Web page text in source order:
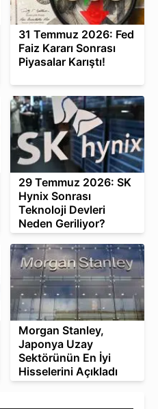
31 Temmuz 2026: Fed
Faiz Kararı Sonrası
Piyasalar Karıştı!
29 Temmuz 2026: SK
Hynix Sonrası
Teknoloji Devleri
Neden Geriliyor?
Morgan Stanley,
Japonya Uzay
Sektörünün En İyi
Hisselerini Açıkladı